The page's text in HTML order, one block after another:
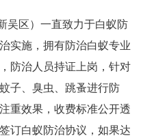
吴区）一直致力于白蚁防
实施，拥有防治白蚁专业
防治人员持证上岗，针对
子、臭虫、跳蚤进行防
重效果，收费标准公开透
订白蚁防治协议，如果达